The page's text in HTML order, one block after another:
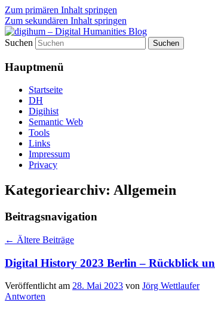
Zum primären Inhalt springen
Zum sekundären Inhalt springen
digihum – Digital
fibri (find&bring) goes digital
Suchen
Hauptmenü
Startseite
DH
Digihist
Semantic Web
Tools
Links
Impressum
Privacy
Kategoriearchiv: Allgemein
Beitragsnavigation
← Ältere Beiträge
Digital History 2023 Berlin – Rückblick
Veröffentlicht am 28. Mai 2023 von Jörg Wettlaufer
Antworten